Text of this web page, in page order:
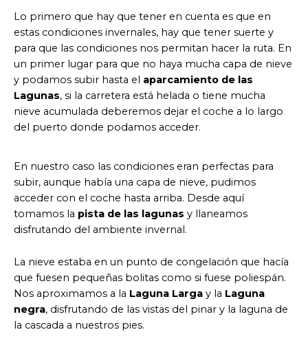
Lo primero que hay que tener en cuenta es que en
estas condiciones invernales, hay que tener suerte y
para que las condiciones nos permitan hacer la ruta. En
un primer lugar para que no haya mucha capa de nieve
y podamos subir hasta el aparcamiento de las
Lagunas, si la carretera está helada o tiene mucha
nieve acumulada deberemos dejar el coche a lo largo
del puerto donde podamos acceder.
En nuestro caso las condiciones eran perfectas para
subir, aunque había una capa de nieve, pudimos
acceder con el coche hasta arriba. Desde aquí
tomamos la pista de las lagunas y llaneamos
disfrutando del ambiente invernal.
La nieve estaba en un punto de congelación que hacía
que fuesen pequeñas bolitas como si fuese poliespán.
Nos aproximamos a la Laguna Larga y la Laguna
negra, disfrutando de las vistas del pinar y la laguna de
la cascada a nuestros pies.